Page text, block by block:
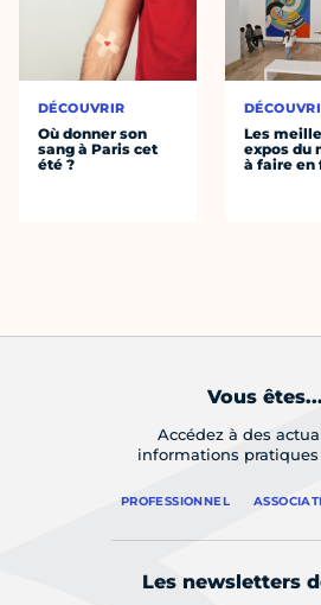
DÉCOUVRIR
Où donner son
sang à Paris cet
été ?
Les
expos du
à faire
Vous êtes...
Accédez à des
informations
PROFESSIONNEL
Les newsletters